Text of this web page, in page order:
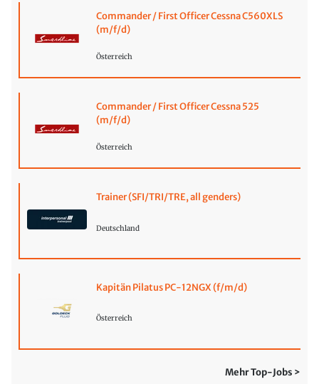
Commander / First Officer Cessna C560XLS
(m/f/d)
Österreich
Commander / First Officer Cessna 525
(m/f/d)
Österreich
Trainer (SFI/TRI/TRE, all genders)
Deutschland
Kapitän Pilatus PC-12NGX (f/m/d)
Österreich
Mehr Top-Jobs >